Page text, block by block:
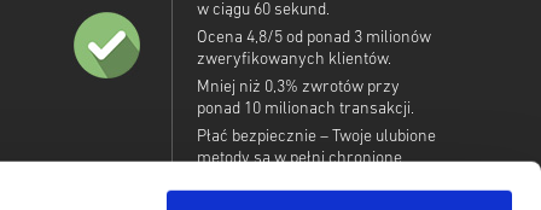
w ciągu 60 sekund.
Ocena 4,8/5 od ponad 3 milionów
zweryfikowanych klientów.
Mniej niż 0,3% zwrotów przy
ponad 10 milionach transakcji.
Płać bezpiecznie – Twoje ulubione
metody są w pełni chronione.